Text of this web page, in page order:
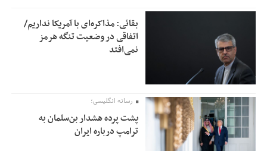
بقائی: مذاکره‌ای با آمریکا نداریم/
اتفاقی در وضعیت تنگه هرمز
نمی‌افتد
رسانه انگلیسی؛
پشت پرده هشدار بن‌سلمان به
ترامپ درباره ایران